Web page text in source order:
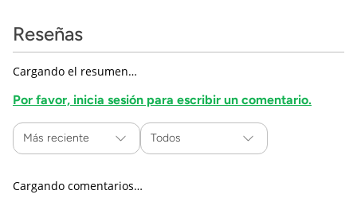
Reseñas
Cargando el resumen…
Por favor, inicia sesión para escribir un comentario.
Más reciente Todos
Cargando comentarios…